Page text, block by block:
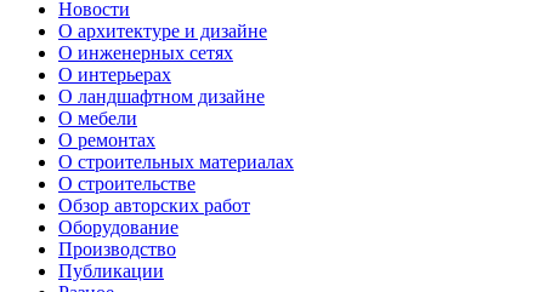
Новости
О архитектуре и дизайне
О инженерных сетях
О интерьерах
О ландшафтном дизайне
О мебели
О ремонтах
О строительных материалах
О строительстве
Обзор авторских работ
Оборудование
Производство
Публикации